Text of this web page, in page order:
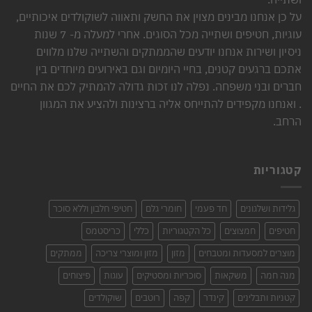
על כן אנחנו מבינים מצוין את החשק ותאווה לשוקולדים איכותיים,
עוגיות, חטיפים ושתייה מכל הסוגים. אחרי למעלה מ- 7 שנות
ניסיון ושירות אנחנו יודעים שהממתקים והשתייה שלנו מלווים
אתכם ברגעים קטנים, בחיי היומיום וגם באירועים מיוחדים בין
חברים ובני משפחה. נפלה לנו זכות גדולה להמתיק לכם את החיים
. ואנחנו מקפידים להתייחס אליה ברצינות ולהציע את המגוון
הרחב.
קטגוריות
גלידות ושלגונים חד פעמי חומרי גלם
חטיפי חלבון וללא סוכר
חטיפים
חמצוצים כל הקטגוריות כללי
כריסטמס
מוצרים למסעדות ומטבחים
מזון מזון ומוצרי צריכה
ממתקים
מנה חמה
משקאות סוכריות ומסטיקים עוגות
פיצוחים
קטניות ותבלינים
קינדר קפה רוטבים שוקולדים